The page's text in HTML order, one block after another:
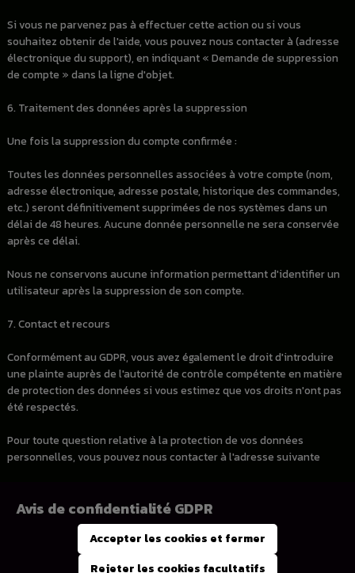
Si vous ne parvenez pas à effectuer cette action ou si vous
souhaitez obtenir de l'aide, vous pouvez nous contacter à (adresse
électronique du support), en indiquant « Demande de suppression
de compte » dans la ligne d'objet.
6. Traitement des données après la suppression
Une fois la suppression du compte confirmée :
Toutes les données personnelles associées à votre compte (nom,
adresse électronique, adresse postale, historique des commandes,
etc.) seront définitivement supprimées de nos systèmes dans un
délai de 48 heures. Aucune donnée personnelle ne sera conservée
après ce délai.
Nous ne conservons aucune information permettant d'identifier un
utilisateur après la suppression de son compte.
7. Contact et recours
Conformément au GDPR, vous avez également le droit d'introduire
une plainte auprès de l'autorité de contrôle compétente en matière
de protection des données si vous estimez que vos droits n'ont pas
été respectés.
Pour toute question relative à la protection de vos données
personnelles, vous pouvez nous contacter à l'adresse suivante
Accueil Conditions générales de vente
Gérer les préférences de cookies
Accepter les cookies et fermer
Rejeter les cookies facultatifs
Avis de confidentialité GDPR